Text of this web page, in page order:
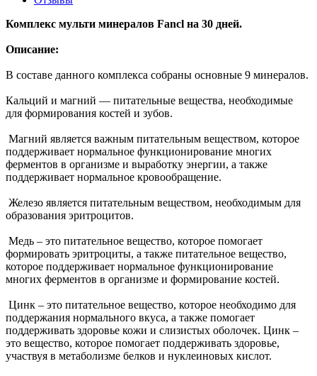
Комплекс мульти минералов Fancl на 30 дней.
Описание:
В составе данного комплекса собраны основные 9 минералов.
Кальций и магний — питательные вещества, необходимые
для формирования костей и зубов.
Магний является важным питательным веществом, которое
поддерживает нормальное функционирование многих
ферментов в организме и выработку энергии, а также
поддерживает нормальное кровообращение.
Железо является питательным веществом, необходимым для
образования эритроцитов.
Медь – это питательное вещество, которое помогает
формировать эритроциты, а также питательное вещество,
которое поддерживает нормальное функционирование
многих ферментов в организме и формирование костей.
Цинк – это питательное вещество, которое необходимо для
поддержания нормального вкуса, а также помогает
поддерживать здоровье кожи и слизистых оболочек. Цинк –
это вещество, которое помогает поддерживать здоровье,
участвуя в метаболизме белков и нуклеиновых кислот.